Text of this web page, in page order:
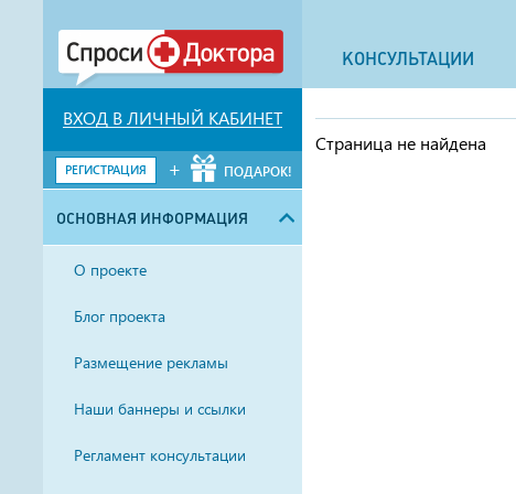
ВХОД В ЛИЧНЫЙ КАБИНЕТ
РЕГИСТРАЦИЯ + ПОДАРОК!
ОСНОВНАЯ ИНФОРМАЦИЯ
О проекте
Блог проекта
Размещение рекламы
Наши баннеры и ссылки
Регламент консультации
КОНСУЛЬТАЦИИ
Страница не найдена